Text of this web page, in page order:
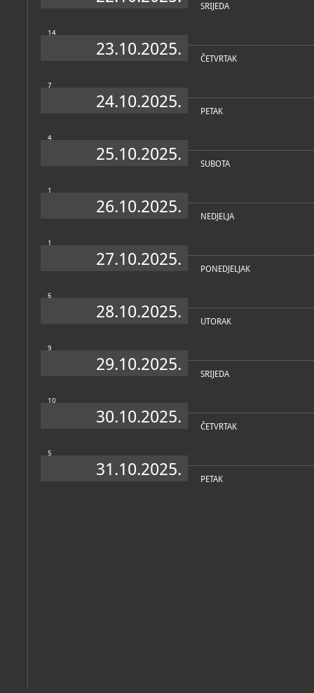
SRIJEDA
14
23.10.2025. ČETVRTAK
7
24.10.2025. PETAK
4
25.10.2025. SUBOTA
1
26.10.2025. NEDJELJA
1
27.10.2025. PONEDJELJAK
6
28.10.2025. UTORAK
9
29.10.2025. SRIJEDA
10
30.10.2025. ČETVRTAK
5
31.10.2025. PETAK